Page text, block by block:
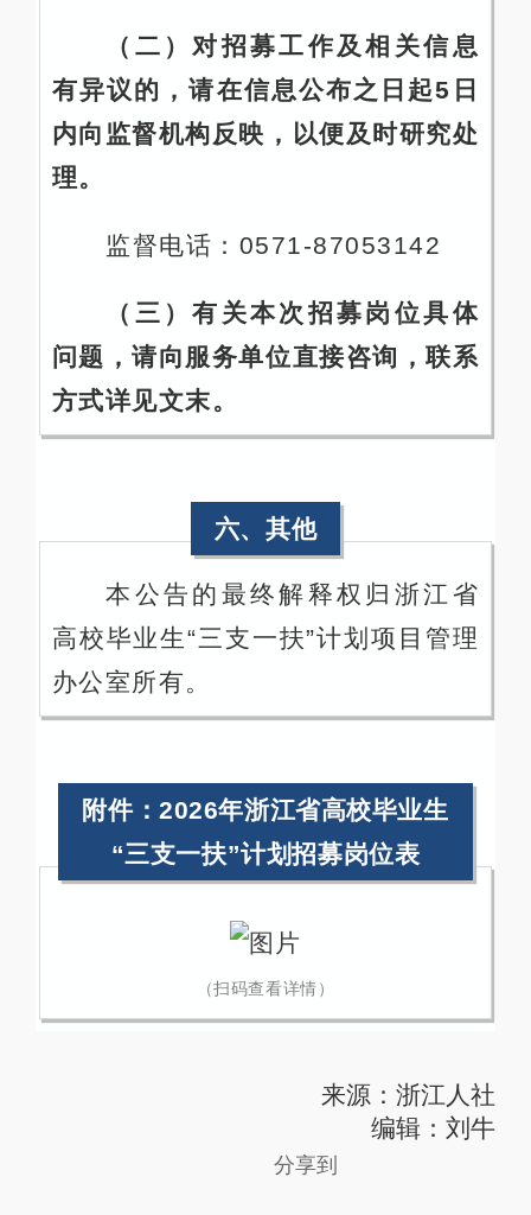
（二）对招募工作及相关信息
有异议的，请在信息公布之日起5日
内向监督机构反映，以便及时研究处
理。
监督电话：0571-87053142
（三）有关本次招募岗位具体
问题，请向服务单位直接咨询，联系
方式详见文末。
六、其他
本公告的最终解释权归浙江省
高校毕业生“三支一扶”计划项目管理
办公室所有。
附件：2026年浙江省高校毕业生
“三支一扶”计划招募岗位表
（扫码查看详情）
来源：浙江人社
编辑：刘牛
分享到